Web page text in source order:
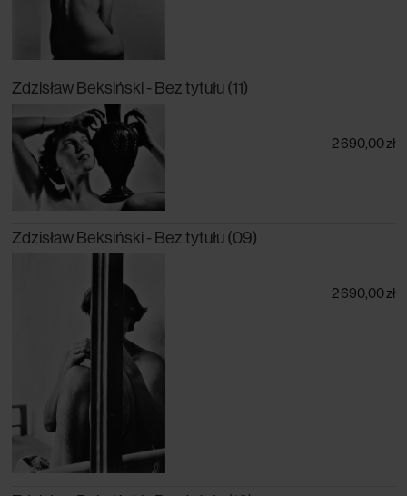
Zdzisław Beksiński - Bez tytułu (11)
2 690,00 zł
Zdzisław Beksiński - Bez tytułu (09)
2 690,00 zł